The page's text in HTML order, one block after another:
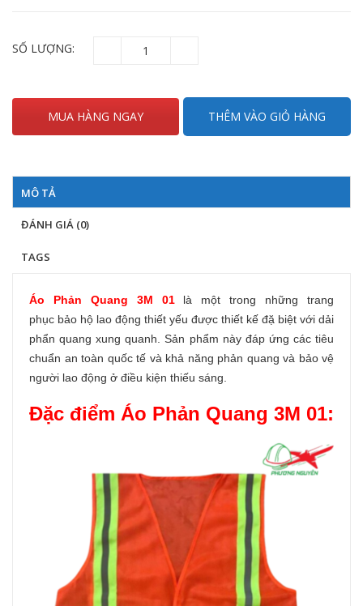
SỐ LƯỢNG:
MUA HÀNG NGAY THÊM VÀO GIỎ HÀNG
MÔ TẢ
ĐÁNH GIÁ (0)
TAGS
Áo Phản Quang 3M 01là một trong những trang
phục bảo hộ lao động thiết yếu được thiết kế đặ biệt với dải
phẩn quang xung quanh.Sản phẩm này đáp ứng các tiêu
chuẩn an toàn quốc tế và khả năng phản quang và bảo vệ
người lao động ở điều kiện thiếu sáng.
Đặc điểm Áo Phản Quang 3M 01: